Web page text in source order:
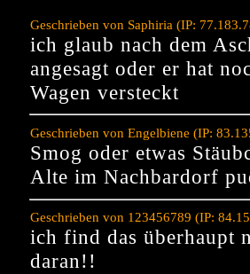
Geschrieben von Saphiria (IP:
ich glaub nach dem
angesagt oder er hat
Wagen versteckt
Geschrieben von Engelbiene (IP:
Smog oder etwas
Alte im Nachbardorf
Geschrieben von 123456789 (IP:
ich find das überhaupt
daran!!